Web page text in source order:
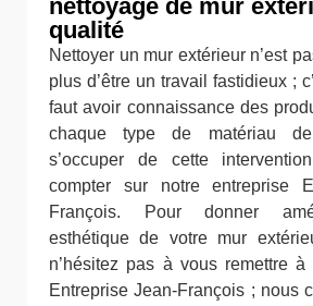
nettoyage de mur
qualité
Nettoyer un mur extérieur n’est
plus d’être un travail fastidieux ;
faut avoir connaissance des
chaque type de matériau
s’occuper de cette
compter sur notre entreprise
François. Pour donner
esthétique de votre mur
n’hésitez pas à vous remettre à
Entreprise Jean-François ; nous